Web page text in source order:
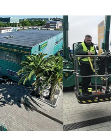
Show larger